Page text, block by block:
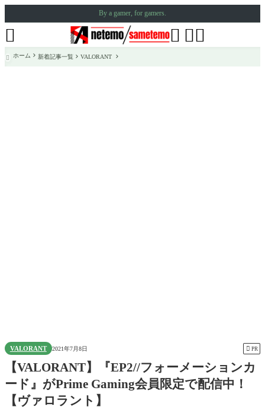
By a gamer, for gamers.
 

 ホーム 新着記事一覧 VALORANT
VALORANT 2021年7月8日  PR
【VALORANT】『EP2//フォーメーションカ
ード』がPrime Gaming会員限定で配信中！
【ヴァロラント】